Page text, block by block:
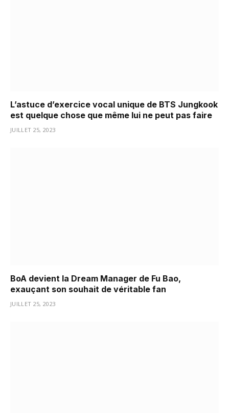
L’astuce d’exercice vocal unique de BTS Jungkook
est quelque chose que même lui ne peut pas faire
JUILLET 25, 2023
BoA devient la Dream Manager de Fu Bao,
exauçant son souhait de véritable fan
JUILLET 25, 2023